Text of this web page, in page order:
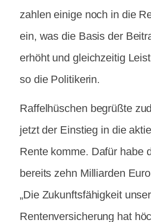
zahlen einige noch in die
ein, was die Basis der
erhöht und gleichzeitig
so die Politikerin.
Raffelhüschen begrüßte
jetzt der Einstieg in die
Rente komme. Dafür habe
bereits zehn Milliarden
„Die Zukunftsfähigkeit
Rentenversicherung hat